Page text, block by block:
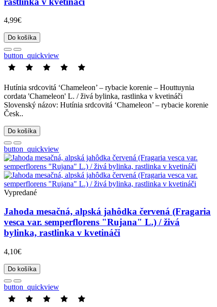
4,99€
Do košíka
button_quickview
Hutínia srdcovitá ‘Chameleon’ – rybacie korenie – Houttuynia
cordata 'Chameleon' L. / živá bylinka, rastlinka v kvetináči
Slovenský názov: Hutínia srdcovitá ‘Chameleon’ – rybacie korenie
Česk..
Do košíka
button_quickview
Vypredané
Jahoda mesačná, alpská jahôdka červená (Fragaria
vesca var. semperflorens "Rujana" L.) / živá
bylinka, rastlinka v kvetináči
4,10€
Do košíka
button_quickview